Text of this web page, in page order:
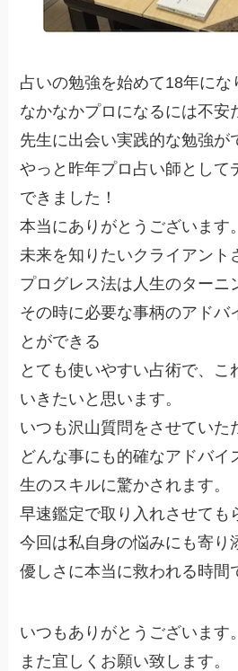
占いの勉強を始めて18年にな
なかなかプロになるには不安
先生に出会い実践的な勉強が
やっと昨年プロ占い師として
できました！
本当にありがとうございます。
未来を知りたいクライアント
プログレス法は人生のターニ
その時に必要な事柄のアドバ
とができる
とても使いやすい占術で、こ
いきたいと思います。
いつも沢山質問をさせていた
どんな事にも的確なアドバイ
生のスキルに驚かされます。
早速鑑定で取り入れさせても
今回は私自身の悩みにも寄り
優しさに本当に救われる時間
いつもありがとうございます。
また宜しくお願い致します。